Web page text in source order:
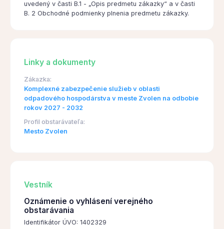
uvedený v časti B.1 - „Opis predmetu zákazky“ a v časti
B. 2 Obchodné podmienky plnenia predmetu zákazky.
Linky a dokumenty
Zákazka:
Komplexné zabezpečenie služieb v oblasti
odpadového hospodárstva v meste Zvolen na odbobie
rokov 2027 - 2032
Profil obstarávateľa:
Mesto Zvolen
Vestník
Oznámenie o vyhlásení verejného
obstarávania
Identifikátor ÚVO: 1402329